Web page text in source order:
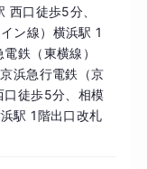
西口徒歩5分、
ン線）横浜駅 1
鉄（東横線）
浜急行電鉄（京
口徒歩5分、相模
駅 1階出口改札